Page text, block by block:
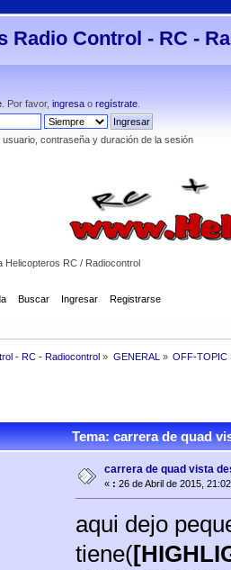
Radio Control - RC -
. Por favor, ingresa o regístrate
contraseña y duración de la sesión
Helicopteros RC / Radiocontrol
Buscar Ingresar Registrarse
- RC - Radiocontrol » GENERAL » OFF-TOPIC
Tema: carrera de quad
carrera de quad vista
« : 26 de Abril de 2015,
aqui dejo
tiene(